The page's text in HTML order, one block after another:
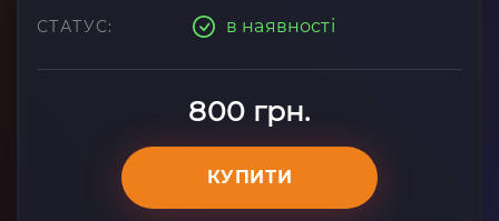
СТАТУС:
в наявності
800 грн.
КУПИТИ